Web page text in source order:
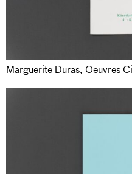
Marguerite Duras, Oeuvres